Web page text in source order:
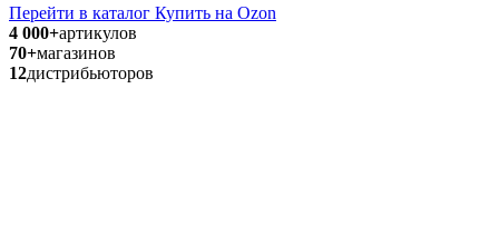
Перейти в каталог Купить на Ozon
4 000+артикулов
70+магазинов
12дистрибьюторов